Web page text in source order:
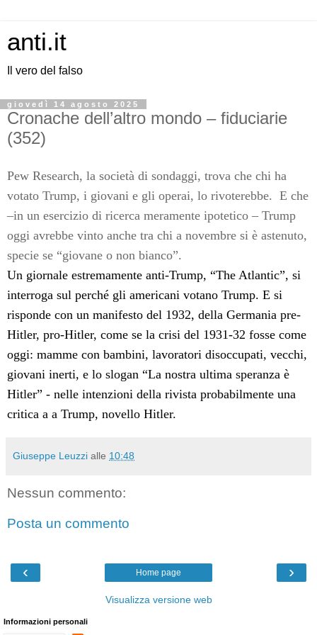
anti.it
Il vero del falso
giovedì 14 agosto 2025
Cronache dell’altro mondo – fiduciarie
(352)
Pew Research, la società di sondaggi, trova che chi ha
votato Trump, i giovani e gli operai, lo rivoterebbe. E che
–in un esercizio di ricerca meramente ipotetico – Trump
oggi avrebbe vinto anche tra chi a novembre si è astenuto,
specie se “giovane o non bianco”.
Un giornale estremamente anti-Trump, “The Atlantic”, si
interroga sul perché gli americani votano Trump. E si
risponde con un manifesto del 1932, della Germania pre-
Hitler, pro-Hitler, come se la crisi del 1931-32 fosse come
oggi: mamme con bambini, lavoratori disoccupati, vecchi,
giovani inerti, e lo slogan “La nostra ultima speranza è
Hitler” - nelle intenzioni della rivista probabilmente una
critica a a Trump, novello Hitler.
Giuseppe Leuzzi alle 10:48
Nessun commento:
Posta un commento
‹ ›
Home page
Visualizza versione web
Informazioni personali